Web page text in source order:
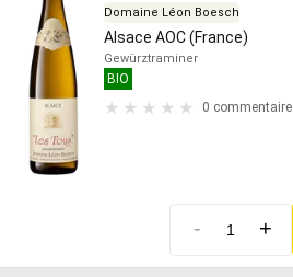
Domaine Léon Boesch
Alsace AOC (France)
Gewürztraminer
BIO
0 commentaire
- +